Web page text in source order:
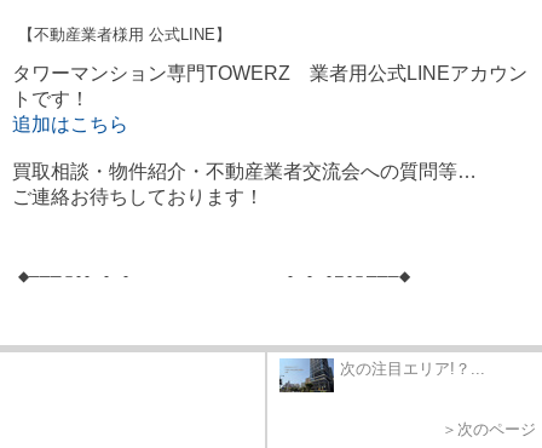
【不動産業者様用 公式LINE】
タワーマンション専門TOWERZ 業者用公式LINEアカウン
トです！
追加はこちら
買取相談・物件紹介・不動産業者交流会への質問等…
ご連絡お待ちしております！
◆─── － - - - - - - - – - － ───◆
次の注目エリア!？...
＞次のページ